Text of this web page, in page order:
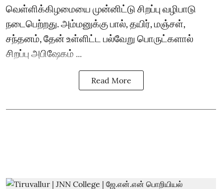
வெள்ளிக்கிழமையை முன்னிட்டு சிறப்பு வழிபாடு
நடைபெற்றது. அம்மனுக்கு பால், தயிர், மஞ்சள்,
சந்தனம், தேன் உள்ளிட்ட பல்வேறு பொருட்களால்
சிறப்பு அபிஷேகம் ...
Read More